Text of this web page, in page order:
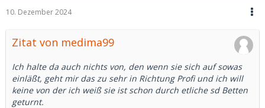
10. Dezember 2024
Zitat von medima99
Ich halte da auch nichts von, den wenn sie sich auf sowas
einläßt, geht mir das zu sehr in Richtung Profi und ich will
keine von der ich weiß sie ist schon durch etliche sd Betten
geturnt.